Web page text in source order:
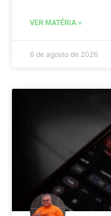
VER MATÉRIA »
6 de agosto de 2026